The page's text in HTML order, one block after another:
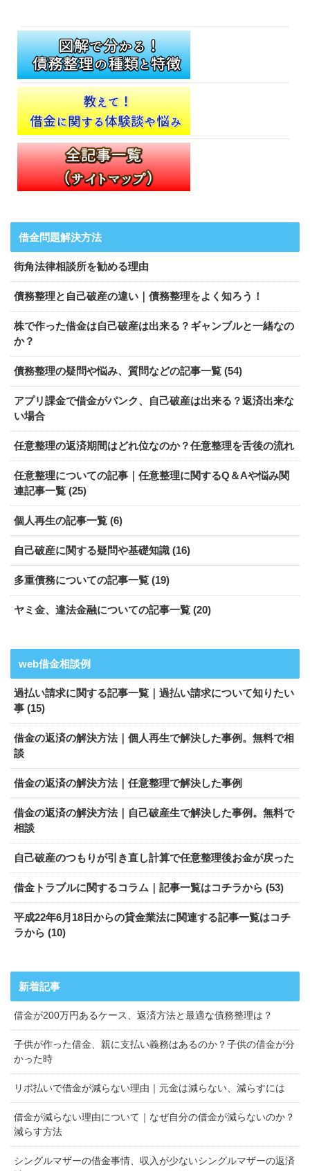
借金問題解決方法
街角法律相談所を勧める理由
債務整理と自己破産の違い｜債務整理をよく知ろう！
株で作った借金は自己破産は出来る？ギャンブルと一緒なの
か？
債務整理の疑問や悩み、質問などの記事一覧 (54)
アプリ課金で借金がパンク、自己破産は出来る？返済出来な
い場合
任意整理の返済期間はどれ位なのか？任意整理を舌後の流れ
任意整理についての記事｜任意整理に関するQ＆Aや悩み関
連記事一覧 (25)
個人再生の記事一覧 (6)
自己破産に関する疑問や基礎知識 (16)
多重債務についての記事一覧 (19)
ヤミ金、違法金融についての記事一覧 (20)
web借金相談例
過払い請求に関する記事一覧｜過払い請求について知りたい
事 (15)
借金の返済の解決方法｜個人再生で解決した事例。無料で相
談
借金の返済の解決方法｜任意整理で解決した事例
借金の返済の解決方法｜自己破産生で解決した事例。無料で
相談
自己破産のつもりが引き直し計算で任意整理後お金が戻った
借金トラブルに関するコラム｜記事一覧はコチラから (53)
平成22年6月18日からの貸金業法に関連する記事一覧はコチ
ラから (10)
借金が200万円あるケース、返済方法と最適な債務整理は？
子供が作った借金、親に支払い義務はあるのか？子供の借金が分
かった時
リボ払いで借金が減らない理由｜元金は減らない、減らすには
借金が減らない理由について｜なぜ自分の借金が減らないのか？
減らす方法
シングルマザーの借金事情、収入が少ないシングルマザーの返済